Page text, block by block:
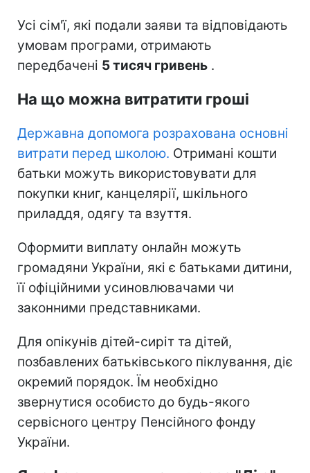
Усі сім'ї, які подали заяви та відповідають
умовам програми, отримають
передбачені 5 тисяч гривень .
На що можна витратити гроші
Державна допомога розрахована основні
витрати перед школою. Отримані кошти
батьки можуть використовувати для
покупки книг, канцелярії, шкільного
приладдя, одягу та взуття.
Оформити виплату онлайн можуть
громадяни України, які є батьками дитини,
її офіційними усиновлювачами чи
законними представниками.
Для опікунів дітей-сиріт та дітей,
позбавлених батьківського піклування, діє
окремий порядок. Їм необхідно
звернутися особисто до будь-якого
сервісного центру Пенсійного фонду
України.